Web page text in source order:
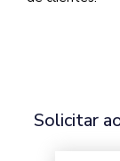
Solicitar